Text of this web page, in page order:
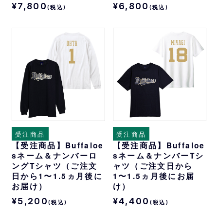
¥7,800 (税込) ¥6,800 (税込)
受注商品
【受注商品】Buffaloe
sネーム＆ナンバーロ
ングTシャツ（ご注文
日から1〜1.5ヵ月後に
お届け）
¥5,200 (税込)
受注商品
【受注商品】Buffaloe
sネーム＆ナンバーTシ
ャツ（ご注文日から
1〜1.5ヵ月後にお届
け）
¥4,400 (税込)